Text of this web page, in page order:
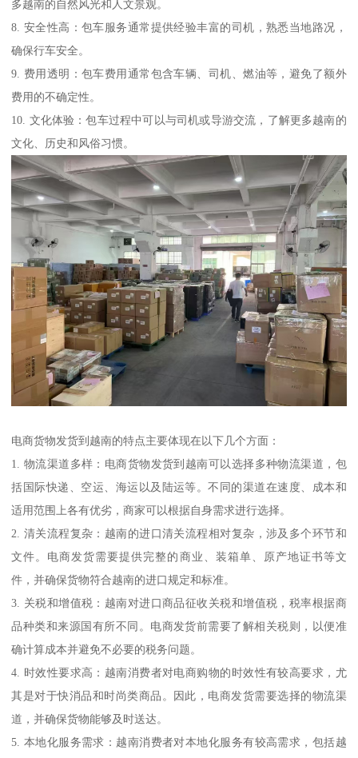
多越南的自然风光和人文景观。
8. 安全性高：包车服务通常提供经验丰富的司机，熟悉当地路况，
确保行车安全。
9. 费用透明：包车费用通常包含车辆、司机、燃油等，避免了额外
费用的不确定性。
10. 文化体验：包车过程中可以与司机或导游交流，了解更多越南的
文化、历史和风俗习惯。
电商货物发货到越南的特点主要体现在以下几个方面：
1. 物流渠道多样：电商货物发货到越南可以选择多种物流渠道，包
括国际快递、空运、海运以及陆运等。不同的渠道在速度、成本和
适用范围上各有优劣，商家可以根据自身需求进行选择。
2. 清关流程复杂：越南的进口清关流程相对复杂，涉及多个环节和
文件。电商发货需要提供完整的商业、装箱单、原产地证书等文
件，并确保货物符合越南的进口规定和标准。
3. 关税和增值税：越南对进口商品征收关税和增值税，税率根据商
品种类和来源国有所不同。电商发货前需要了解相关税则，以便准
确计算成本并避免不必要的税务问题。
4. 时效性要求高：越南消费者对电商购物的时效性有较高要求，尤
其是对于快消品和时尚类商品。因此，电商发货需要选择的物流渠
道，并确保货物能够及时送达。
5. 本地化服务需求：越南消费者对本地化服务有较高需求，包括越